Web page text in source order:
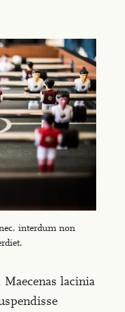
interdum non
lacinia